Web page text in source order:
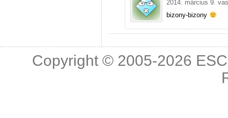
2014. március 9.
bizony-bizony
Copyright © 2005-2026